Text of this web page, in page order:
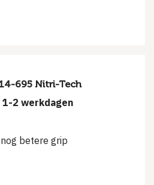
695 Nitri-Tech
1-2 werkdagen
betere grip